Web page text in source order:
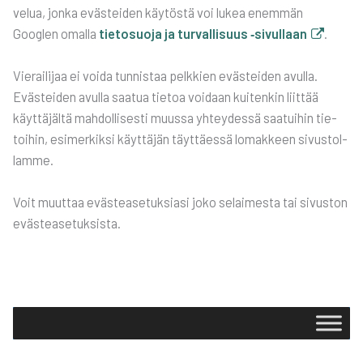
ve­lua, jon­ka eväs­tei­den käy­tös­tä voi lukea enem­män
Googlen omal­la tie­to­suo­ja ja tur­val­li­suus ‑sivul­laan
Vie­rai­li­jaa ei voi­da tun­nis­taa pelk­kien eväs­tei­den avul­la.
Eväs­tei­den avul­la saa­tua tie­toa voi­daan kui­ten­kin liit­tää
käyt­tä­jäl­tä mah­dol­li­ses­ti muus­sa yhtey­des­sä saa­tui­hin tie­
toi­hin, esi­mer­kik­si käyt­tä­jän täyt­täes­sä lomak­keen sivus­tol­
lam­me.
Voit muut­taa eväs­tea­se­tuk­sia­si joko selai­mes­ta tai sivus­ton
eväs­tea­se­tuk­sis­ta.